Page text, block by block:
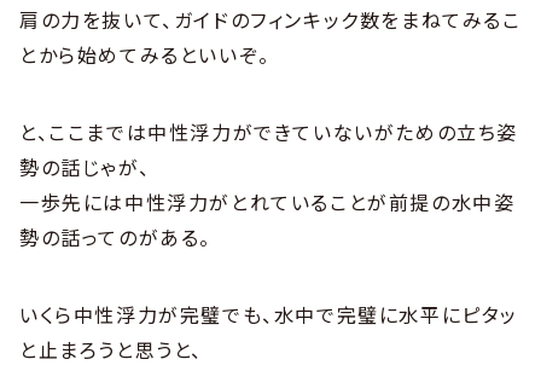
肩の力を抜いて、ガイドのフィンキック数をまねてみるこ
とから始めてみるといいぞ。
と、ここまでは中性浮力ができていないがための立ち姿
勢の話じゃが、
一歩先には中性浮力がとれていることが前提の水中姿
勢の話ってのがある。
いくら中性浮力が完璧でも、水中で完璧に水平にピタッ
と止まろうと思うと、